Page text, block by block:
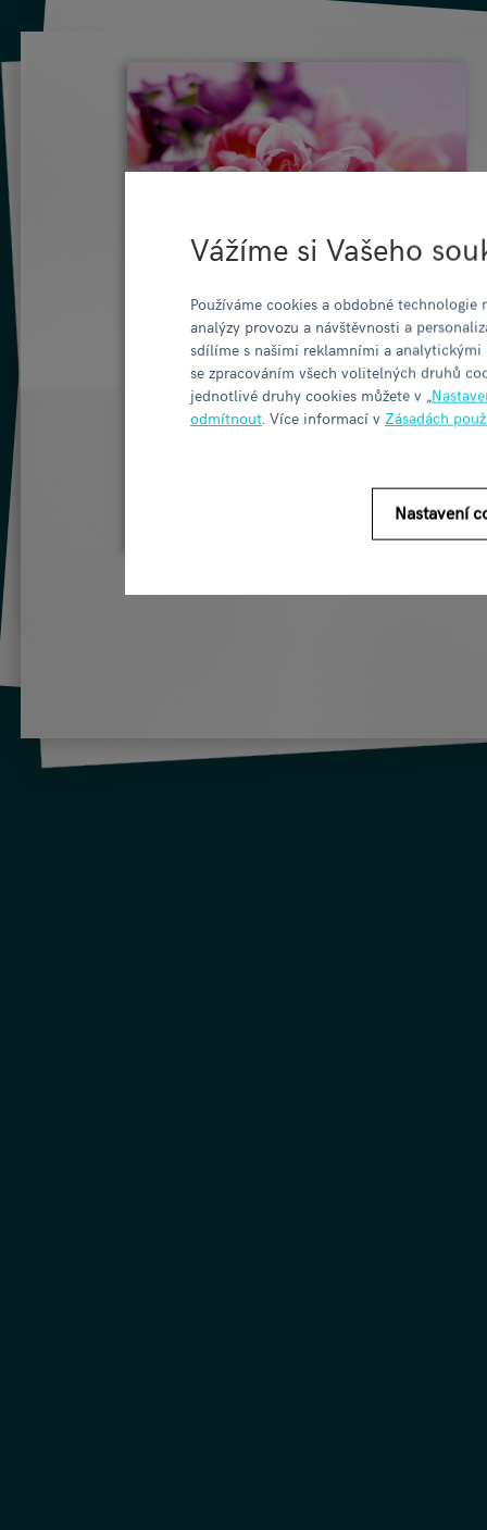
Vážíme si Vašeho
Používáme cookies a obdobné
analýzy provozu a návštěvnosti a
sdílíme s našimi reklamními a analytickými
se zpracováním všech volitelných druhů
jednotlivé druhy cookies můžete v „
odmítnout . Více informací v Zásadách
Nastavení